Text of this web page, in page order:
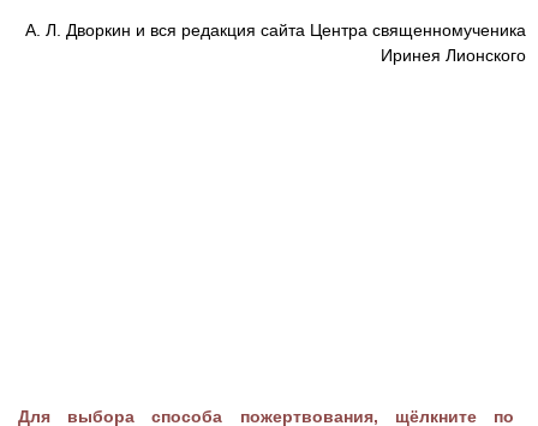
А. Л. Дворкин и вся редакция сайта Центра священномученика
Иринея Лионского
Для выбора способа пожертвования, щёлкните по